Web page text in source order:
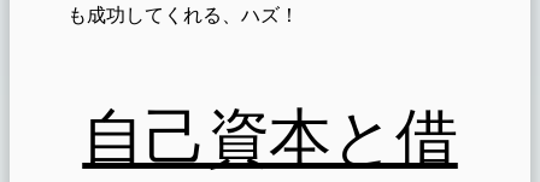
も成功してくれる、ハズ！
自己資本と借